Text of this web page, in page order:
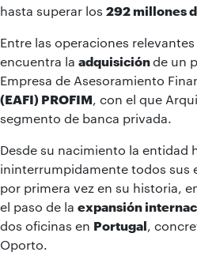
hasta superar los 292 millones
Entre las operaciones
encuentra la adquisiciónde un
Empresa de Asesoramiento
(EAFI) PROFIM, con el que
segmento de banca privada.
Desde su nacimiento la entidad
ininterrumpidamente todos sus
por primera vez en su historia,
el paso de la expansión
dos oficinas en Portugal,
Oporto.